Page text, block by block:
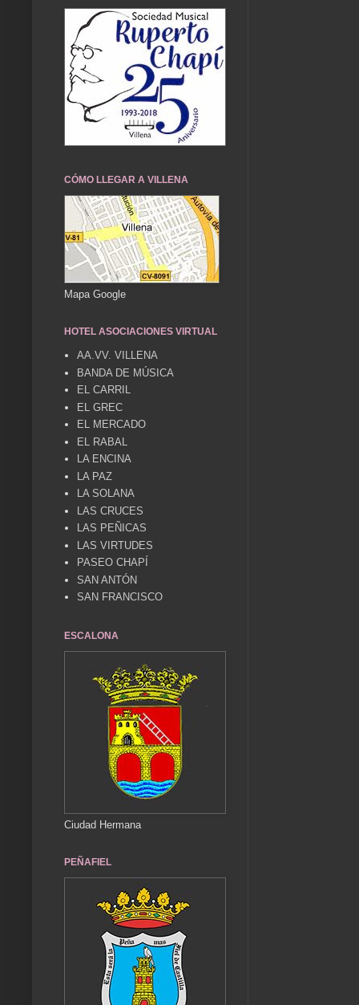
CÓMO LLEGAR A VILLENA
Mapa Google
HOTEL ASOCIACIONES VIRTUAL
AA.VV. VILLENA
BANDA DE MÚSICA
EL CARRIL
EL GREC
EL MERCADO
EL RABAL
LA ENCINA
LA PAZ
LA SOLANA
LAS CRUCES
LAS PEÑICAS
LAS VIRTUDES
PASEO CHAPÍ
SAN ANTÓN
SAN FRANCISCO
ESCALONA
Ciudad Hermana
PEÑAFIEL